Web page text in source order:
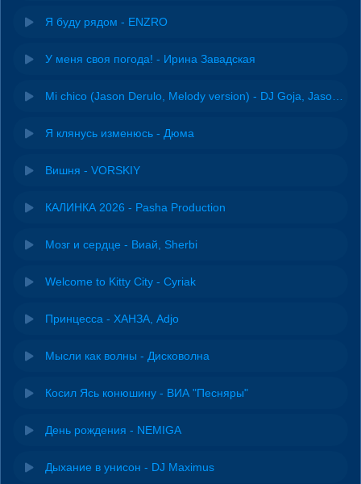
Я буду рядом - ENZRO
У меня своя погода! - Ирина Завадская
Я клянусь изменюсь - Дюма
Вишня - VORSKIY
КАЛИНКА 2026 - Pasha Production
Мозг и сердце - Виай, Sherbi
Welcome to Kitty City - Cyriak
Принцесса - ХАНЗА, Adjo
Мысли как волны - Дисковолна
Косил Ясь конюшину - ВИА "Песняры"
День рождения - NEMIGA
Дыхание в унисон - DJ Maximus